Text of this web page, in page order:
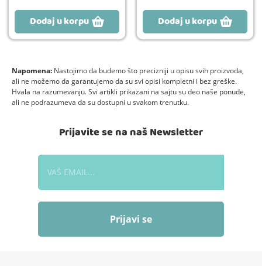
Dodaj u korpu Dodaj u korpu
Napomena: Nastojimo da budemo što precizniji u opisu svih proizvoda,
ali ne možemo da garantujemo da su svi opisi kompletni i bez greške.
Hvala na razumevanju. Svi artikli prikazani na sajtu su deo naše ponude,
ali ne podrazumeva da su dostupni u svakom trenutku.
Prijavite se na naš Newsletter
Prijavi se